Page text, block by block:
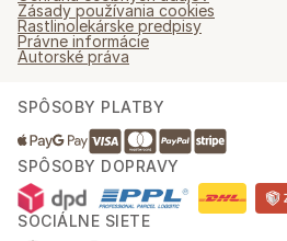
Zásady používania cookies
Rastlinolekárske predpisy
Právne informácie
Autorské práva
SPÔSOBY PLATBY
SPÔSOBY DOPRAVY
SOCIÁLNE SIETE